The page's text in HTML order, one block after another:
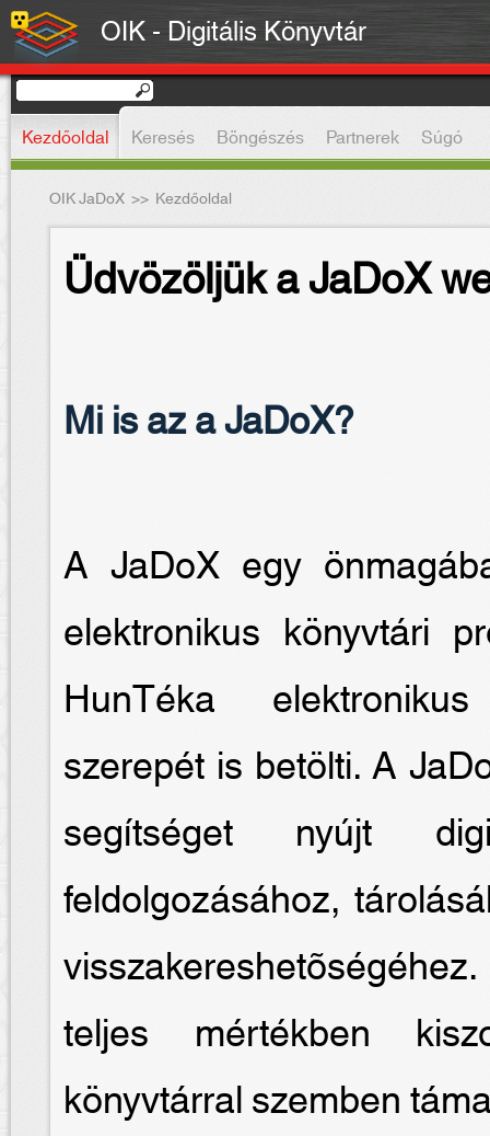
OIK - Digitális Könyvtár
Kezdőoldal Keresés Böngészés Partnerek Súgó
OIK JaDoX >> Kezdőoldal
Üdvözöljük a JaDoX
Mi is az a JaDoX?
A JaDoX egy
elektronikus könyvtári
HunTéka
szerepét is betölti. A
segítséget nyújt
feldolgozásához,
teljes mértékben
könyvtárral szemben